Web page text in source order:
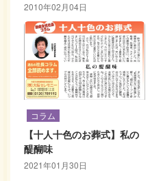
2010年02月04日
コラム
【十人十色のお葬式】私の
醍醐味
2021年01月30日